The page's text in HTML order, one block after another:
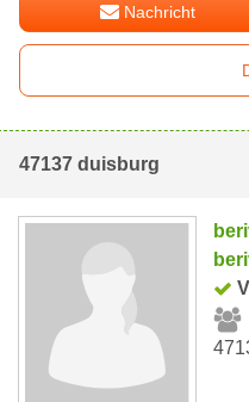
Nachricht
47137 duisburg